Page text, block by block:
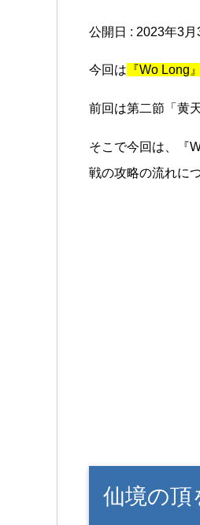
公開日 : 2023年3月
今回は 『Wo Long
前回は第二節「黄
そこで今回は、『
戦の攻略の流れに
仙境の頂